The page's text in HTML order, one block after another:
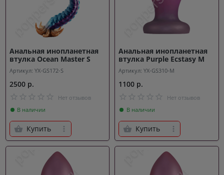
Анальная инопланетная
втулка Ocean Master S
Артикул: YX-GS172-S
2500 р.
Нет отзывов
В наличии
Купить
Анальная инопланетная
втулка Purple Ecstasy M
Артикул: YX-GS310-M
1100 р.
Нет отзывов
В наличии
Купить